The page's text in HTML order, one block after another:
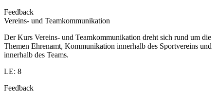
Feedback
Vereins- und Teamkommunikation
Der Kurs Vereins- und Teamkommunikation dreht sich rund um die
Themen Ehrenamt, Kommunikation innerhalb des Sportvereins und
innerhalb des Teams.
LE: 8
Feedback